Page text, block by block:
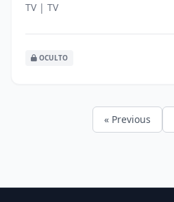
TV | TV
OCULTO
« Previous